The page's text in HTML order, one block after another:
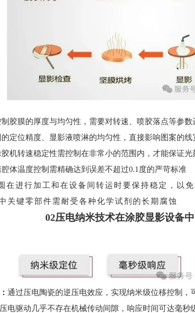
胶膜的厚度与均匀性，需要对转速、喷胶落点等参数
定位精度、显影液喷淋的均匀性，直接影响图案的线
胶机转速稳定性需控制在非常小的范围内，才能保证光
体温度控制需精确达到误差不超过0.1度的严苛标准
在进行加工和在设备间转运时要保持稳定，以
关键零部件需耐受各种化学试剂的长期腐蚀
02压电纳米技术在涂胶显影设备
通过压电陶瓷的逆压电效应，实现纳米级位移控制，
压电驱动几乎不存在机械传动间隙，响应时间可达毫